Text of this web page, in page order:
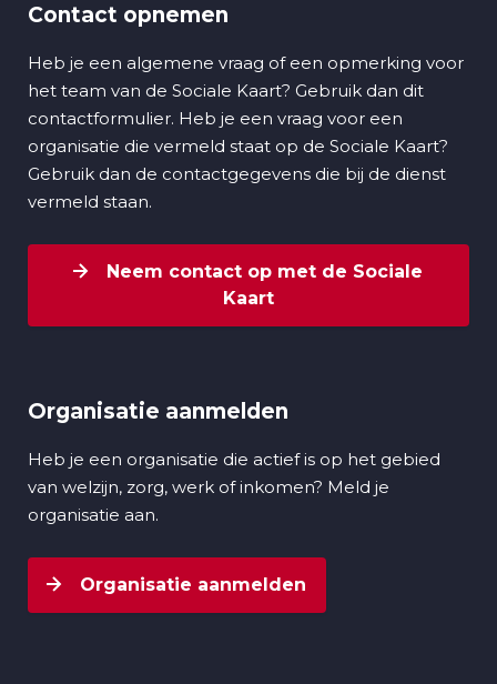
Contact opnemen
Heb je een algemene vraag of een opmerking voor
het team van de Sociale Kaart? Gebruik dan dit
contactformulier. Heb je een vraag voor een
organisatie die vermeld staat op de Sociale Kaart?
Gebruik dan de contactgegevens die bij de dienst
vermeld staan.
Neem contact op met de Sociale
Kaart
Organisatie aanmelden
Heb je een organisatie die actief is op het gebied
van welzijn, zorg, werk of inkomen? Meld je
organisatie aan.
Organisatie aanmelden